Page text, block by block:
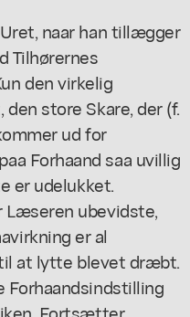
naar han tillægger
Tilhørernes
den virkelig
store Skare, der (f.
ud for
Forhaand saa uvillig
er udelukket.
Læseren ubevidste,
er al
at lytte blevet dræbt.
Forhaandsindstilling
Fortsætter